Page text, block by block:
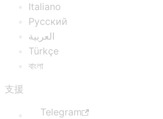
Italiano
Русский
العربية
Türkçe
বাংলা
支援
Telegram